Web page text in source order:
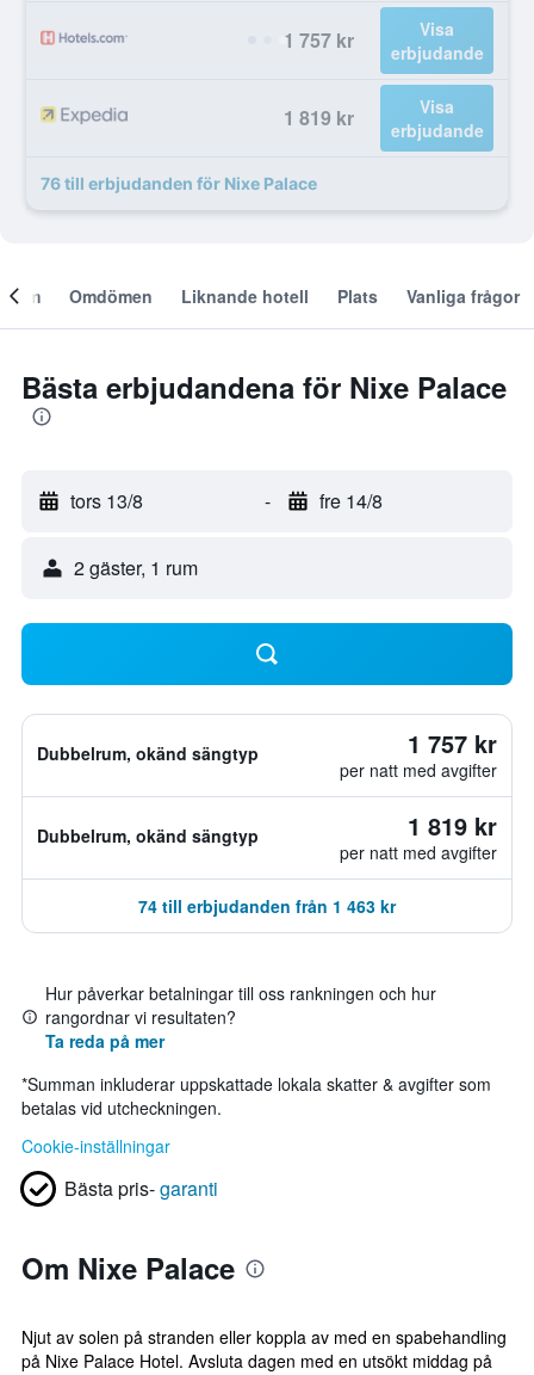
1 757 kr
Visa
erbjudande
1 819 kr
Visa
erbjudande
76 till erbjudanden för Nixe Palace
Om Omdömen Liknande hotell Plats Vanliga frågor
Bästa erbjudandena för Nixe Palace
tors 13/8 - fre 14/8
2 gäster, 1 rum
Dubbelrum, okänd sängtyp 1 757 kr
per natt med avgifter
Dubbelrum, okänd sängtyp 1 819 kr
per natt med avgifter
74 till erbjudanden från 1 463 kr
Hur påverkar betalningar till oss rankningen och hur
rangordnar vi resultaten?
Ta reda på mer
*Summan inkluderar uppskattade lokala skatter & avgifter som
betalas vid utcheckningen.
Cookie-inställningar
Bästa pris-garanti
Om Nixe Palace
Njut av solen på stranden eller koppla av med en spabehandling
på Nixe Palace Hotel. Avsluta dagen med en utsökt middag på